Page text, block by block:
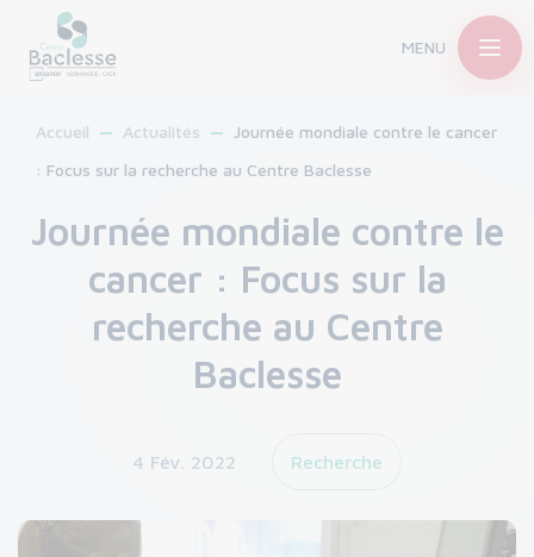
MENU
Accueil Actualités
Journée mondiale contre le cancer
: Focus sur la recherche au Centre Baclesse
Journée mondiale contre le
cancer : Focus sur la
recherche au Centre
Baclesse
4 Fév. 2022 Recherche